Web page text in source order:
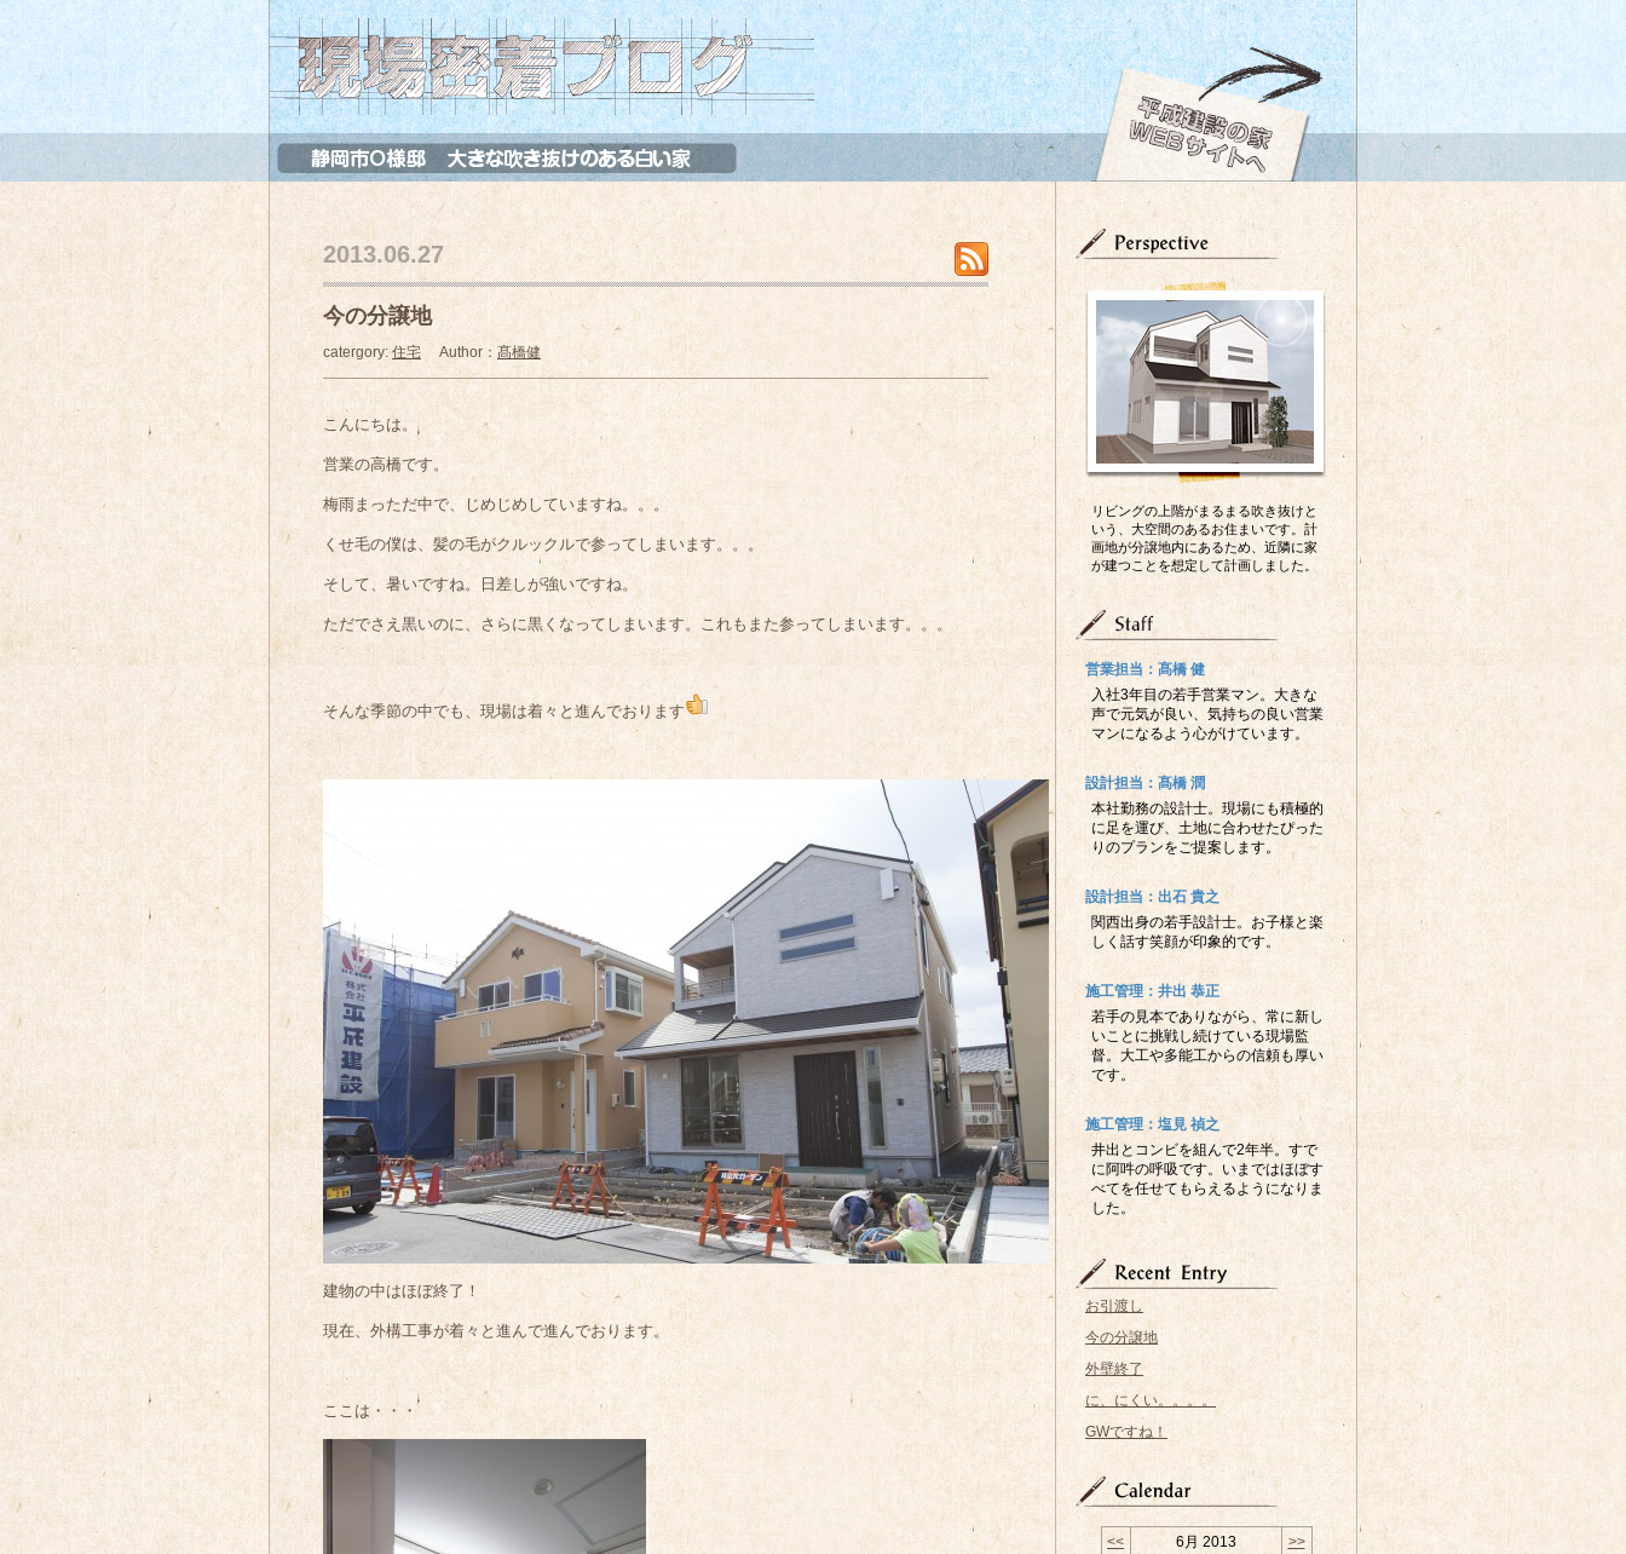
2013.06.27
今の分譲地
catergory: 住宅 Author： 髙橋健
こんにちは。
営業の高橋です。
梅雨まっただ中で、じめじめしていますね。。。
くせ毛の僕は、髪の毛がクルックルで参ってしまいます。。。
そして、暑いですね。日差しが強いですね。
ただでさえ黒いのに、さらに黒くなってしまいます。これもまた参ってしまいます。。。
そんな季節の中でも、現場は着々と進んでおります
建物の中はほぼ終了！
現在、外構工事が着々と進んで進んでおります。
ここは・・・
リビングの上階がまるまる吹き抜けと
いう、大空間のあるお住まいです。計
画地が分譲地内にあるため、近隣に家
が建つことを想定して計画しました。
営業担当：髙橋 健
入社3年目の若手営業マン。大きな
声で元気が良い、気持ちの良い営業
マンになるよう心がけています。
設計担当：髙橋 潤
本社勤務の設計士。現場にも積極的
に足を運び、土地に合わせたぴった
りのプランをご提案します。
設計担当：出石 貴之
関西出身の若手設計士。お子様と楽
しく話す笑顔が印象的です。
施工管理：井出 恭正
若手の見本でありながら、常に新し
いことに挑戦し続けている現場監
督。大工や多能工からの信頼も厚い
です。
施工管理：塩見 禎之
井出とコンビを組んで2年半。すで
に阿吽の呼吸です。いまではほぼす
べてを任せてもらえるようになりま
した。
お引渡し
今の分譲地
外壁終了
に、にくい。。。。
GWですね！
<< 6月 2013
>>